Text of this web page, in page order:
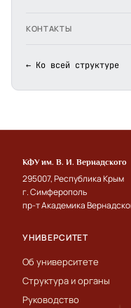
КОНТАКТЫ
← Ко всей структуре
КФУ им. В. И. Вернадского
295007, Республика Крым
г. Симферополь
пр-т Академика
УНИВЕРСИТЕТ
Об университете
Структура и органы
Руководство